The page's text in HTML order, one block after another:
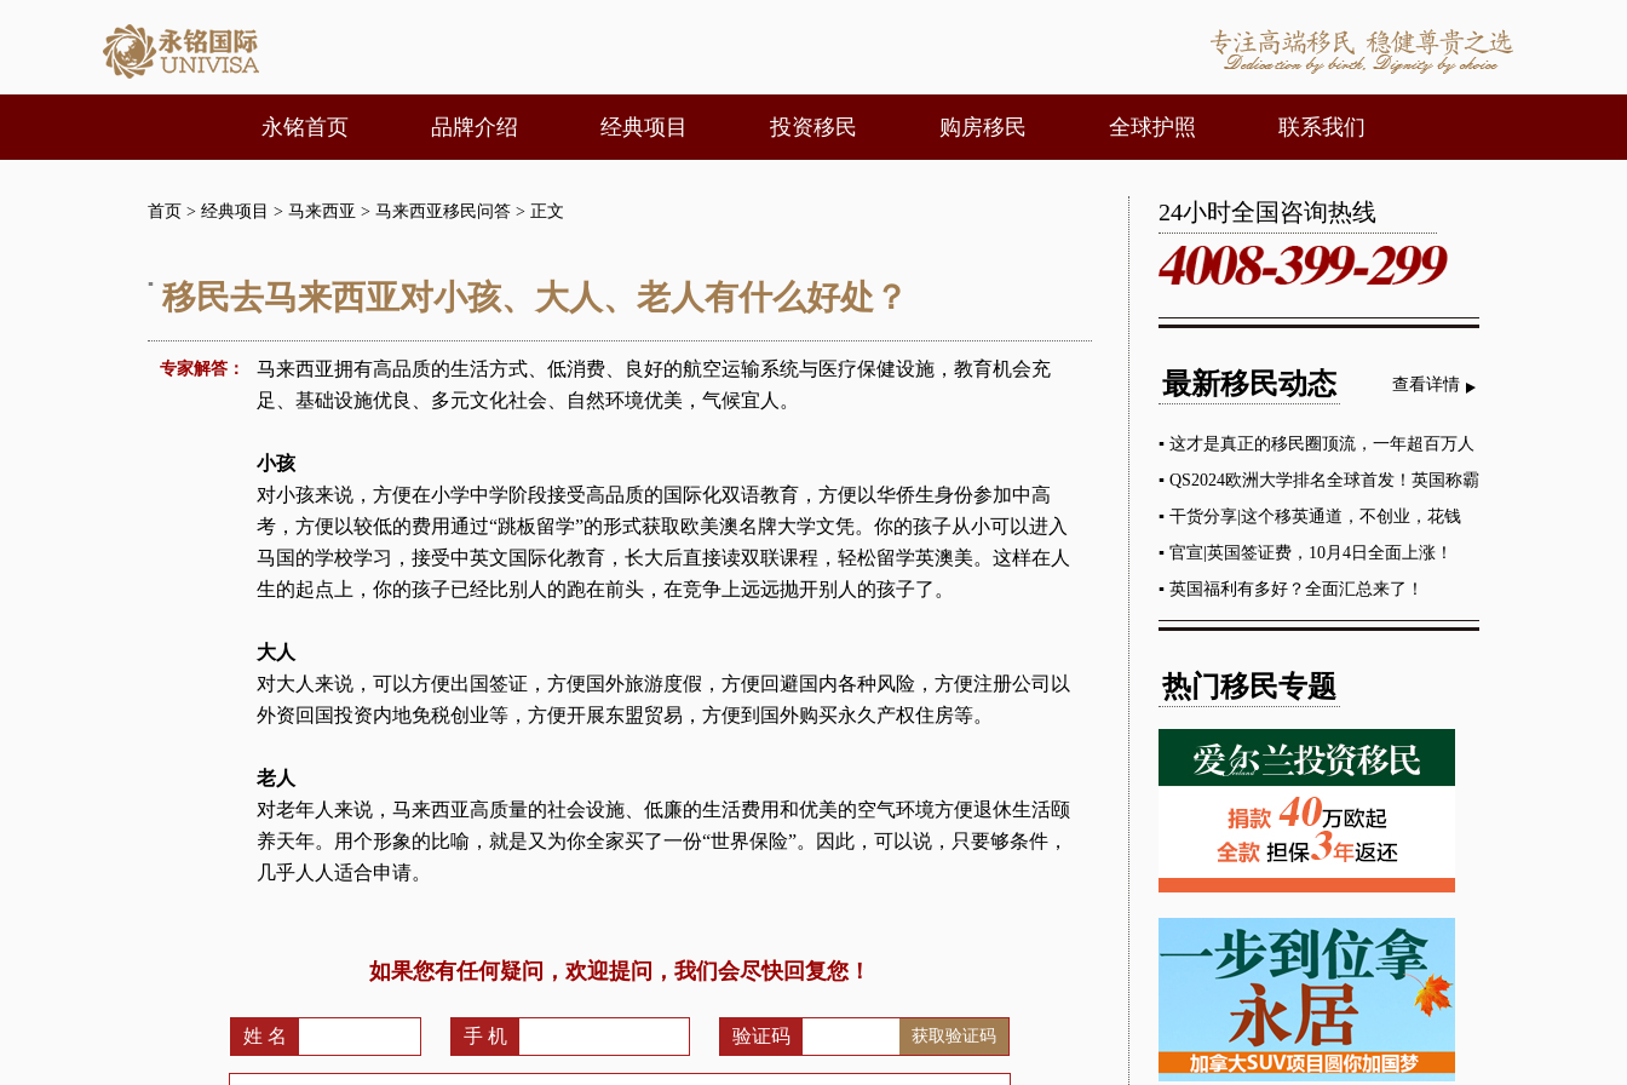
永铭首页 品牌介绍 经典项目 投资移民 购房移民 全球护照 联系我们
首页 > 经典项目 > 马来西亚 > 马来西亚移民问答 > 正文
▪ 移民去马来西亚对小孩、大人、老人有什么好处？
专家解答：
马来西亚拥有高品质的生活方式、低消费、良好的航空运输系统与医疗保健设施，教育机会充
足、基础设施优良、多元文化社会、自然环境优美，气候宜人。
小孩
对小孩来说，方便在小学中学阶段接受高品质的国际化双语教育，方便以华侨生身份参加中高
考，方便以较低的费用通过“跳板留学”的形式获取欧美澳名牌大学文凭。你的孩子从小可以进入
马国的学校学习，接受中英文国际化教育，长大后直接读双联课程，轻松留学英澳美。这样在人
生的起点上，你的孩子已经比别人的跑在前头，在竞争上远远抛开别人的孩子了。
大人
对大人来说，可以方便出国签证，方便国外旅游度假，方便回避国内各种风险，方便注册公司以
外资回国投资内地免税创业等，方便开展东盟贸易，方便到国外购买永久产权住房等。
老人
对老年人来说，马来西亚高质量的社会设施、低廉的生活费用和优美的空气环境方便退休生活颐
养天年。用个形象的比喻，就是又为你全家买了一份“世界保险”。因此，可以说，只要够条件，
几乎人人适合申请。
如果您有任何疑问，欢迎提问，我们会尽快回复您！
姓 名 手 机 验证码 获取验证码
24小时全国咨询热线
最新移民动态 查看详情
▪ 这才是真正的移民圈顶流，一年超百万人
移居！
▪ QS2024欧洲大学排名全球首发！英国称霸
榜单
▪ 干货分享|这个移英通道，不创业，花钱
少，...
▪ 官宣|英国签证费，10月4日全面上涨！
▪ 英国福利有多好？全面汇总来了！
热门移民专题